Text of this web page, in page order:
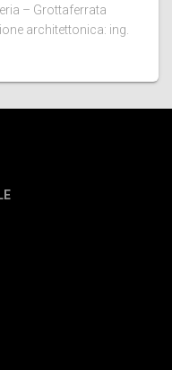
– Grottaferrata
architettonica: ing.